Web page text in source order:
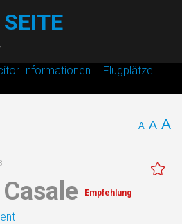
Informationen
Flugplätze
A A A
Empfehlung